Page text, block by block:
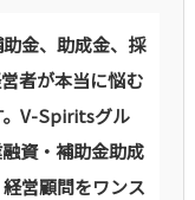
金、助成金、採
者が本当に悩む
。V-Spiritsグル
資・補助金助成
営顧問をワンス